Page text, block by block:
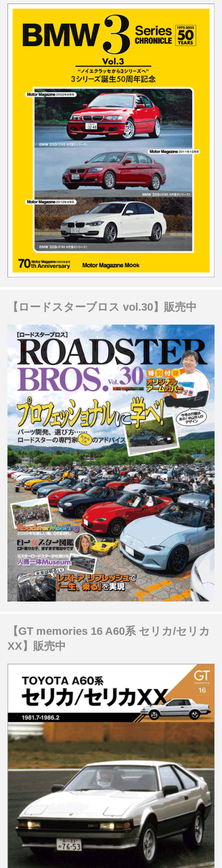
【ロードスターブロス vol.30】販売中
【GT memories 16 A60系 セリカ/セリカ
XX】販売中